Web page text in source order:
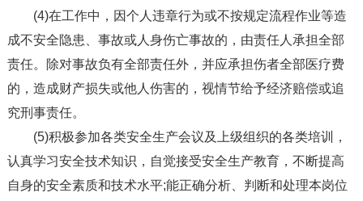
(4)在工作中，因个人违章行为或不按规定流程作业等造
成不安全隐患、事故或人身伤亡事故的，由责任人承担全部
责任。除对事故负有全部责任外，并应承担伤者全部医疗费
的，造成财产损失或他人伤害的，视情节给予经济赔偿或追
究刑事责任。
(5)积极参加各类安全生产会议及上级组织的各类培训，
认真学习安全技术知识，自觉接受安全生产教育，不断提高
自身的安全素质和技术水平;能正确分析、判断和处理本岗位